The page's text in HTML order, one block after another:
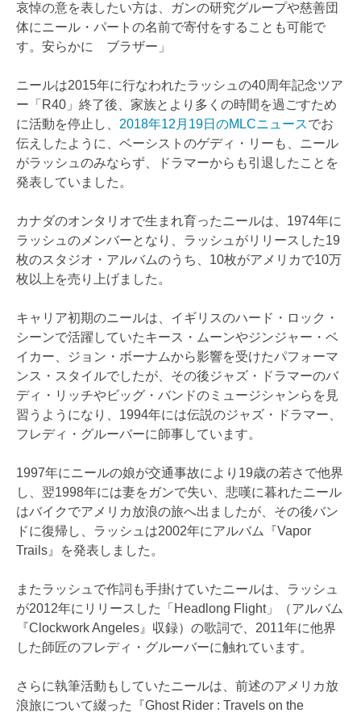
哀悼の意を表したい方は、ガンの研究グループや慈善団
体にニール・パートの名前で寄付をすることも可能で
す。安らかに ブラザー」
ニールは2015年に行なわれたラッシュの40周年記念ツア
ー「R40」終了後、家族とより多くの時間を過ごすため
に活動を停止し、 2018年12月19日のMLCニュースでお
伝えしたように、ベーシストのゲディ・リーも、ニール
がラッシュのみならず、ドラマーからも引退したことを
発表していました。
カナダのオンタリオで生まれ育ったニールは、1974年に
ラッシュのメンバーとなり、ラッシュがリリースした19
枚のスタジオ・アルバムのうち、10枚がアメリカで10万
枚以上を売り上げました。
キャリア初期のニールは、イギリスのハード・ロック・
シーンで活躍していたキース・ムーンやジンジャー・ベ
イカー、ジョン・ボーナムから影響を受けたパフォーマ
ンス・スタイルでしたが、その後ジャズ・ドラマーのバ
ディ・リッチやビッグ・バンドのミュージシャンらを見
習うようになり、1994年には伝説のジャズ・ドラマー、
フレディ・グルーバーに師事しています。
1997年にニールの娘が交通事故により19歳の若さで他界
し、翌1998年には妻をガンで失い、悲嘆に暮れたニール
はバイクでアメリカ放浪の旅へ出ましたが、その後バン
ドに復帰し、ラッシュは2002年にアルバム『Vapor
Trails』を発表しました。
またラッシュで作詞も手掛けていたニールは、ラッシュ
が2012年にリリースした「Headlong Flight」（アルバム
『Clockwork Angeles』収録）の歌詞で、2011年に他界
した師匠のフレディ・グルーバーに触れています。
さらに執筆活動もしていたニールは、前述のアメリカ放
浪旅について綴った『Ghost Rider : Travels on the